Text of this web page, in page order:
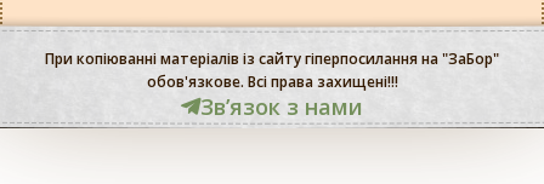
При копіюванні матеріалів із сайту гіперпосилання на "ЗаБор"
обов'язкове. Всі права захищені!!!
Звʼязок з нами